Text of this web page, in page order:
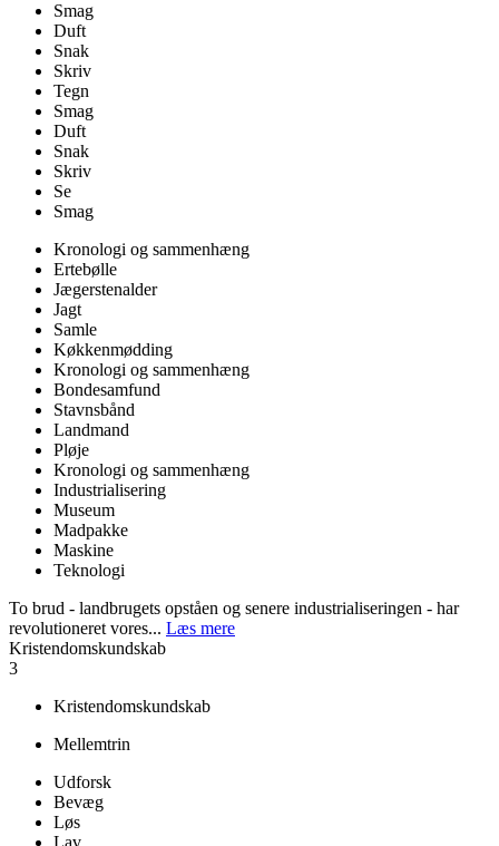
Smag
Duft
Snak
Skriv
Tegn
Smag
Duft
Snak
Skriv
Se
Smag
Kronologi og sammenhæng
Ertebølle
Jægerstenalder
Jagt
Samle
Køkkenmødding
Kronologi og sammenhæng
Bondesamfund
Stavnsbånd
Landmand
Pløje
Kronologi og sammenhæng
Industrialisering
Museum
Madpakke
Maskine
Teknologi
To brud - landbrugets opståen og senere industrialiseringen - har
revolutioneret vores... Læs mere
Kristendomskundskab
3
Kristendomskundskab
Mellemtrin
Udforsk
Bevæg
Løs
Lav